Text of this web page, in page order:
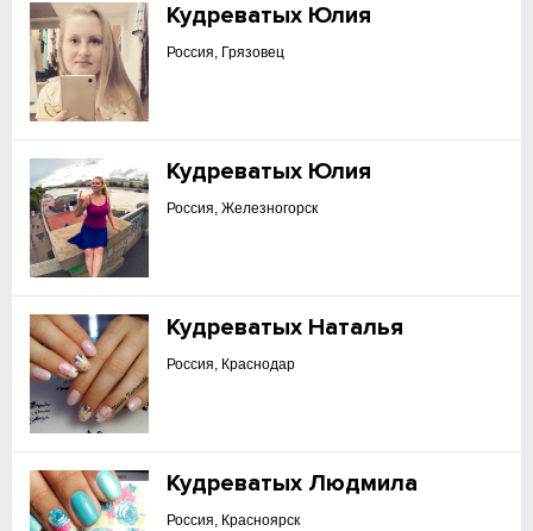
Кудреватых Юлия
Россия, Грязовец
Кудреватых Юлия
Россия, Железногорск
Кудреватых Наталья
Россия, Краснодар
Кудреватых Людмила
Россия, Красноярск